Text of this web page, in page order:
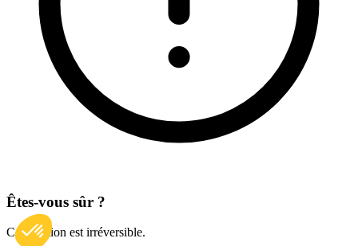
Êtes-vous sûr ?
Cette action est irréversible.